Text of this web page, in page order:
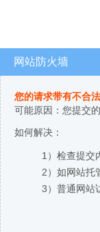
网站防火墙
您的请求带有不合
可能原因：您提交
如何解决：
1）检查提交
2）如网站托
3）普通网站